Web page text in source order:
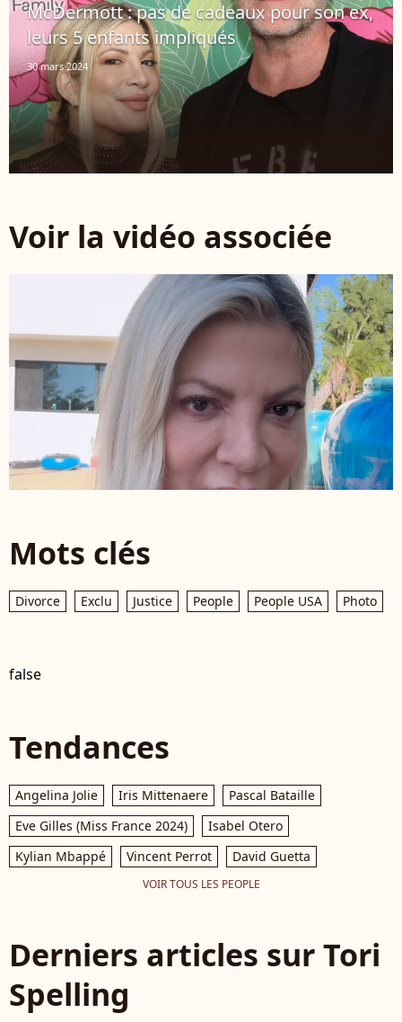
McDermott : pas de cadeaux pour son ex,
leurs 5 enfants impliqués
30 mars 2024
Voir la vidéo associée
Mots clés
Divorce Exclu Justice People People USA Photo
false
Tendances
Angelina Jolie Iris Mittenaere
Pascal Bataille
Eve Gilles (Miss France 2024)
Isabel Otero
Kylian Mbappé
Vincent Perrot David Guetta
VOIR TOUS LES PEOPLE
Derniers articles sur Tori
Spelling